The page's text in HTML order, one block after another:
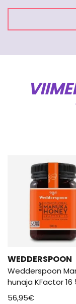
WEDDERSPOON
Wedderspoon
hunaja KFactor 16
56,95€